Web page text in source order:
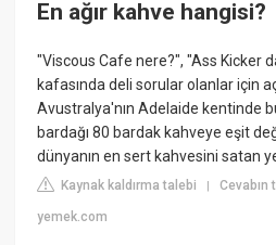
En ağır kahve hangisi?
"Viscous Cafe nere?", "Ass Kicker
kafasında deli sorular olanlar için
Avustralya'nın Adelaide kentinde
bardağı 80 bardak kahveye eşit
dünyanın en sert kahvesini satan
Kaynak kaldırma talebi |Cevabın
yemek.com